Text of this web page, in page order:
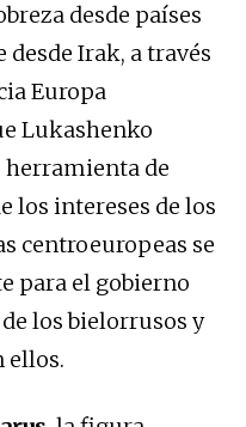
desde países
Irak, a través
Europa
Lukashenko
de
los intereses de los
centroeuropeas se
para el gobierno
los bielorrusos y
ellos.